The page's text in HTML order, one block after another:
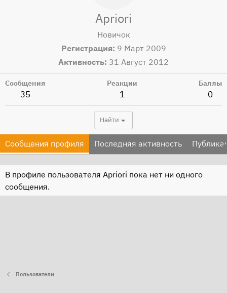
Apriori
Новичок
Регистрация 9 Март 2009
Активность 31 Август 2012
Сообщения
35
Реакции
1
Баллы
0
Найти
Сообщения профиля Последняя активность
В профиле пользователя Apriori пока нет ни одного
сообщения.
Пользователи